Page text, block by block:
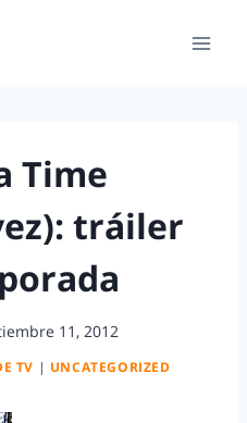
Time
tráiler
11, 2012
TV | UNCATEGORIZED